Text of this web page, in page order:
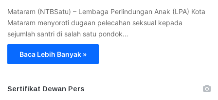
Mataram (NTBSatu) – Lembaga Perlindungan Anak (LPA) Kota
Mataram menyoroti dugaan pelecahan seksual kepada
sejumlah santri di salah satu pondok…
Baca Lebih Banyak »
Sertifikat Dewan Pers